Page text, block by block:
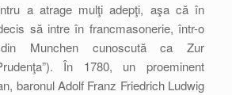
a atrage mulţi adepţi, aşa că în
să intre în francmasonerie, într-o
Munchen cunoscută ca Zur
În 1780, un proeminent
baronul Adolf Franz Friedrich Ludwig